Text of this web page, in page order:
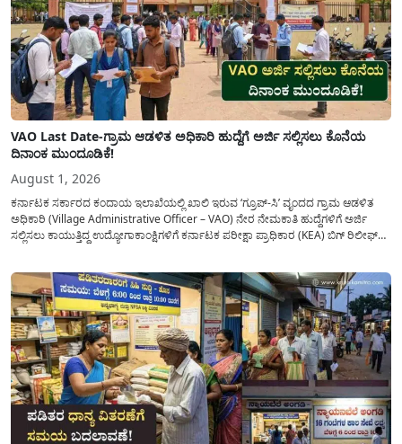
VAO Last Date-ಗ್ರಾಮ ಆಡಳಿತ ಅಧಿಕಾರಿ ಹುದ್ದೆಗೆ ಅರ್ಜಿ ಸಲ್ಲಿಸಲು ಕೊನೆಯ
ದಿನಾಂಕ ಮುಂದೂಡಿಕೆ!
August 1, 2026
ಕರ್ನಾಟಕ ಸರ್ಕಾರದ ಕಂದಾಯ ಇಲಾಖೆಯಲ್ಲಿ ಖಾಲಿ ಇರುವ ‘ಗ್ರೂಪ್-ಸಿ’ ವೃಂದದ ಗ್ರಾಮ ಆಡಳಿತ
ಅಧಿಕಾರಿ (Village Administrative Officer – VAO) ನೇರ ನೇಮಕಾತಿ ಹುದ್ದೆಗಳಿಗೆ ಅರ್ಜಿ
ಸಲ್ಲಿಸಲು ಕಾಯುತ್ತಿದ್ದ ಉದ್ಯೋಗಾಕಾಂಕ್ಷಿಗಳಿಗೆ ಕರ್ನಾಟಕ ಪರೀಕ್ಷಾ ಪ್ರಾಧಿಕಾರ (KEA) ಬಿಗ್ ರಿಲೀಫ್